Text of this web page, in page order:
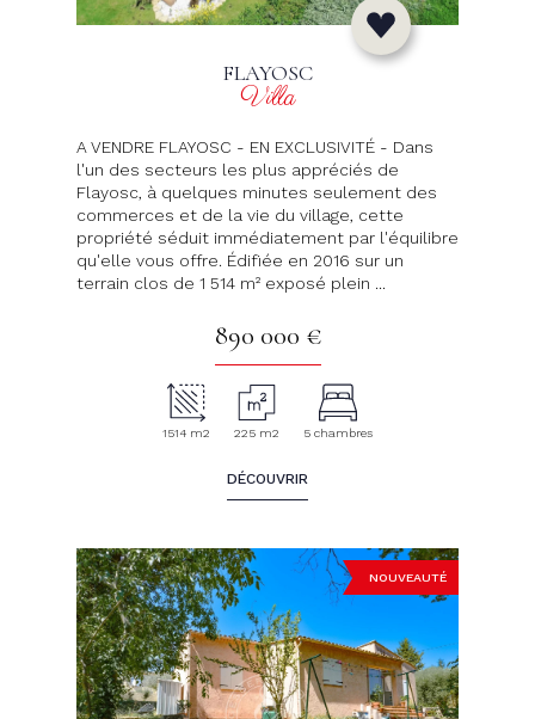
FLAYOSC
Villa
A VENDRE FLAYOSC - EN EXCLUSIVITÉ - Dans
l'un des secteurs les plus appréciés de
Flayosc, à quelques minutes seulement des
commerces et de la vie du village, cette
propriété séduit immédiatement par l'équilibre
qu'elle vous offre. Édifiée en 2016 sur un
terrain clos de 1 514 m² exposé plein ...
890 000 €
1514 m2 225 m2 5 chambres
DÉCOUVRIR
NOUVEAUTÉ